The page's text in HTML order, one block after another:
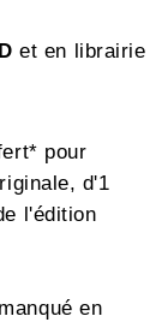
et en librairie
pour
d'1
l'édition
en